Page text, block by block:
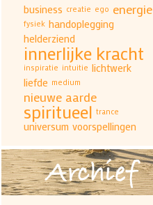
business creatie ego energie
fysiek handoplegging
helderziend
innerlijke kracht
inspiratie intuitie lichtwerk
liefde medium
nieuwe aarde
spiritueel trance
universum voorspellingen
Archief